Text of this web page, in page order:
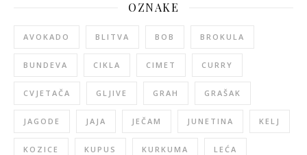
OZNAKE
AVOKADO BLITVA BOB BROKULA
BUNDEVA CIKLA CIMET CURRY
CVJETAČA GLJIVE GRAH GRAŠAK
JAGODE JAJA JEČAM JUNETINA KELJ
KOZICE KUPUS KURKUMA LEĆA